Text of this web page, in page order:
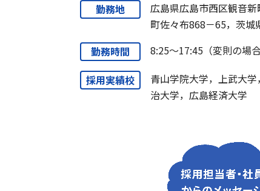
勤務地
広島県広島市西区観音
町佐々布868－65，茨城
勤務時間
8:25～17:45（変則の場合
採用実績校
青山学院大学，上武大
治大学，広島経済大学